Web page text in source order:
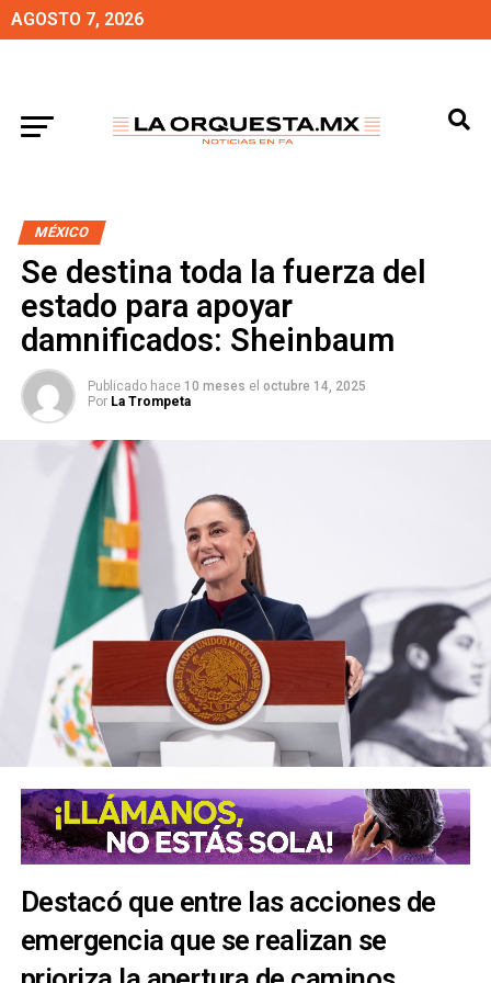
AGOSTO 7, 2026
MÉXICO
Se destina toda la fuerza del
estado para apoyar
damnificados: Sheinbaum
Publicado hace 10 meses el octubre 14, 2025
Por La Trompeta
Destacó que entre las acciones de
emergencia que se realizan se